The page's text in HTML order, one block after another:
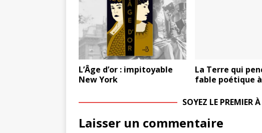
L’Âge d’or : impitoyable
New York
La Terre qui
fable poétique
SOYEZ LE PREMIER
Laisser un commentaire